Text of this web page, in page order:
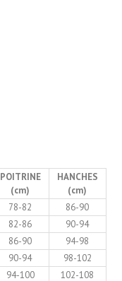
POITRINE
(cm)
HANCHES
(cm)
78-82
86-90
82-86
90-94
86-90
94-98
90-94
98-102
94-100 102-108